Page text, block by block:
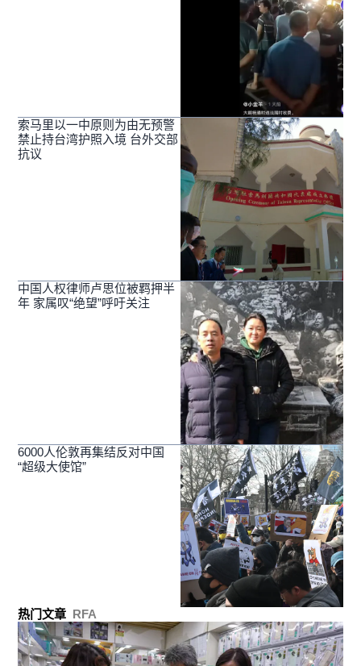
索马里以一中原则为由无预警
禁止持台湾护照入境 台外交部
抗议
中国人权律师卢思位被羁押半
年 家属叹“绝望”呼吁关注
6000人伦敦再集结反对中国
“超级大使馆”
热门文章 RFA